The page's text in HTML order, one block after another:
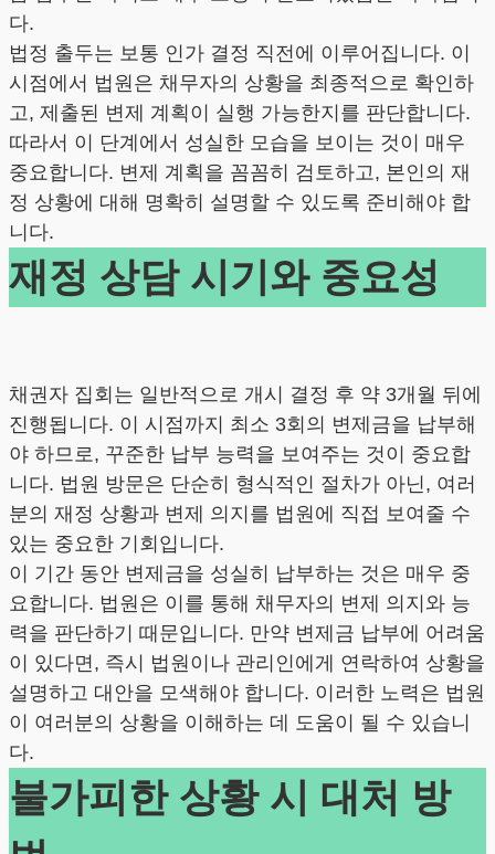
다.
법정 출두는 보통 인가 결정 직전에 이루어집니다. 이
시점에서 법원은 채무자의 상황을 최종적으로 확인하
고, 제출된 변제 계획이 실행 가능한지를 판단합니다.
따라서 이 단계에서 성실한 모습을 보이는 것이 매우
중요합니다. 변제 계획을 꼼꼼히 검토하고, 본인의 재
정 상황에 대해 명확히 설명할 수 있도록 준비해야 합
니다.
재정 상담 시기와 중요성
채권자 집회는 일반적으로 개시 결정 후 약 3개월 뒤에
진행됩니다. 이 시점까지 최소 3회의 변제금을 납부해
야 하므로, 꾸준한 납부 능력을 보여주는 것이 중요합
니다. 법원 방문은 단순히 형식적인 절차가 아닌, 여러
분의 재정 상황과 변제 의지를 법원에 직접 보여줄 수
있는 중요한 기회입니다.
이 기간 동안 변제금을 성실히 납부하는 것은 매우 중
요합니다. 법원은 이를 통해 채무자의 변제 의지와 능
력을 판단하기 때문입니다. 만약 변제금 납부에 어려움
이 있다면, 즉시 법원이나 관리인에게 연락하여 상황을
설명하고 대안을 모색해야 합니다. 이러한 노력은 법원
이 여러분의 상황을 이해하는 데 도움이 될 수 있습니
다.
불가피한 상황 시 대처 방